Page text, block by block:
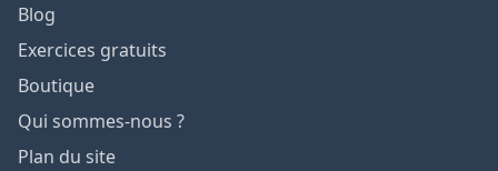
Blog
Exercices gratuits
Boutique
Qui sommes-nous ?
Plan du site